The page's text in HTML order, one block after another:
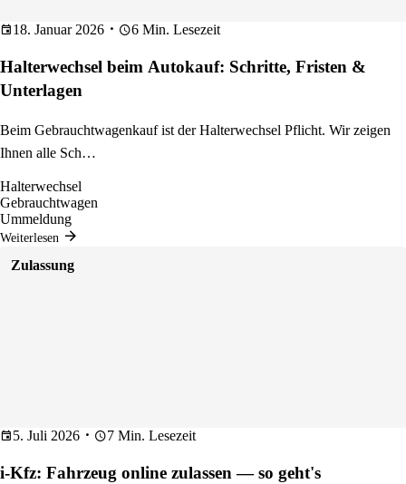
18. Januar 2026 6 Min. Lesezeit
Halterwechsel beim Autokauf: Schritte, Fristen &
Unterlagen
Beim Gebrauchtwagenkauf ist der Halterwechsel Pflicht. Wir zeigen
Ihnen alle Sch…
Halterwechsel
Gebrauchtwagen
Ummeldung
Weiterlesen
Zulassung
5. Juli 2026 7 Min. Lesezeit
i-Kfz: Fahrzeug online zulassen — so geht's